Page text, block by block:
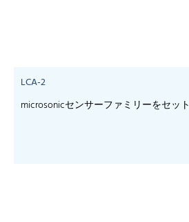
LCA-2
microsonicセンサーファミリーをセット